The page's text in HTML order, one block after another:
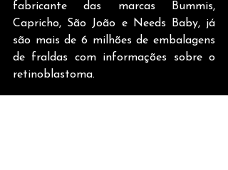
fabricante das marcas Bummis,
Capricho, São João e Needs Baby, já
são mais de 6 milhões de embalagens
de fraldas com informações sobre o
retinoblastoma.